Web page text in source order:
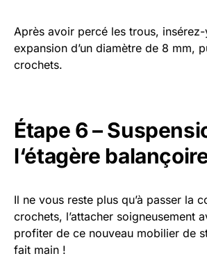
Après avoir percé les trous,
expansion d’un diamètre de 8 mm,
crochets.
Étape 6 –
l‘étagère
Il ne vous reste plus qu’à passer la
crochets, l’attacher soigneusement
profiter de ce nouveau mobilier de
fait main !